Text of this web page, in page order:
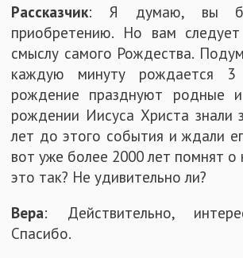
Рассказчик: Я думаю, вы
приобретению. Но вам
смыслу самого Рождества.
каждую минуту рождается 3
рождение празднуют родные
рождении Иисуса Христа знали
лет до этого события и ждали
вот уже более 2000 лет помнят
это так? Не удивительно ли?
Вера: Действительно,
Спасибо.